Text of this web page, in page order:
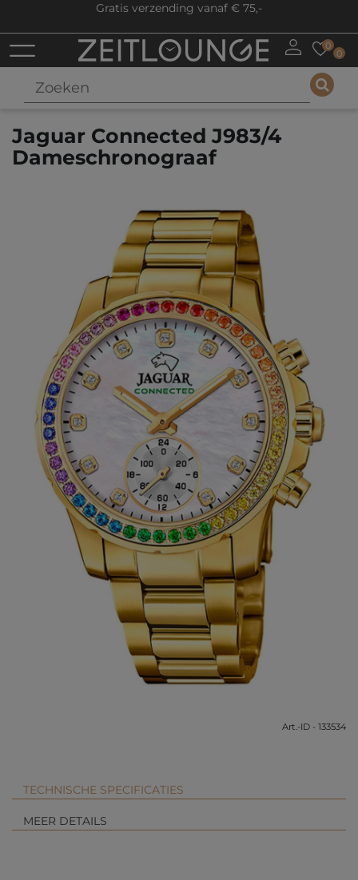
Gratis verzending vanaf € 75,-
0
0
Jaguar Connected J983/4
Dameschronograaf
Art.-ID - 133534
TECHNISCHE SPECIFICATIES
MEER DETAILS